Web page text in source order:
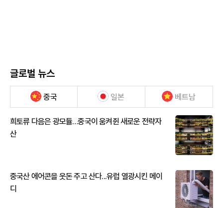
글로벌 뉴스
중국 일본 베트남
희토류 다음은 광모듈…중국이 움켜쥔 새로운 전략자
산
중국산 에어콘을 웃돈 주고 산다...유럽 열광시킨 메이
디